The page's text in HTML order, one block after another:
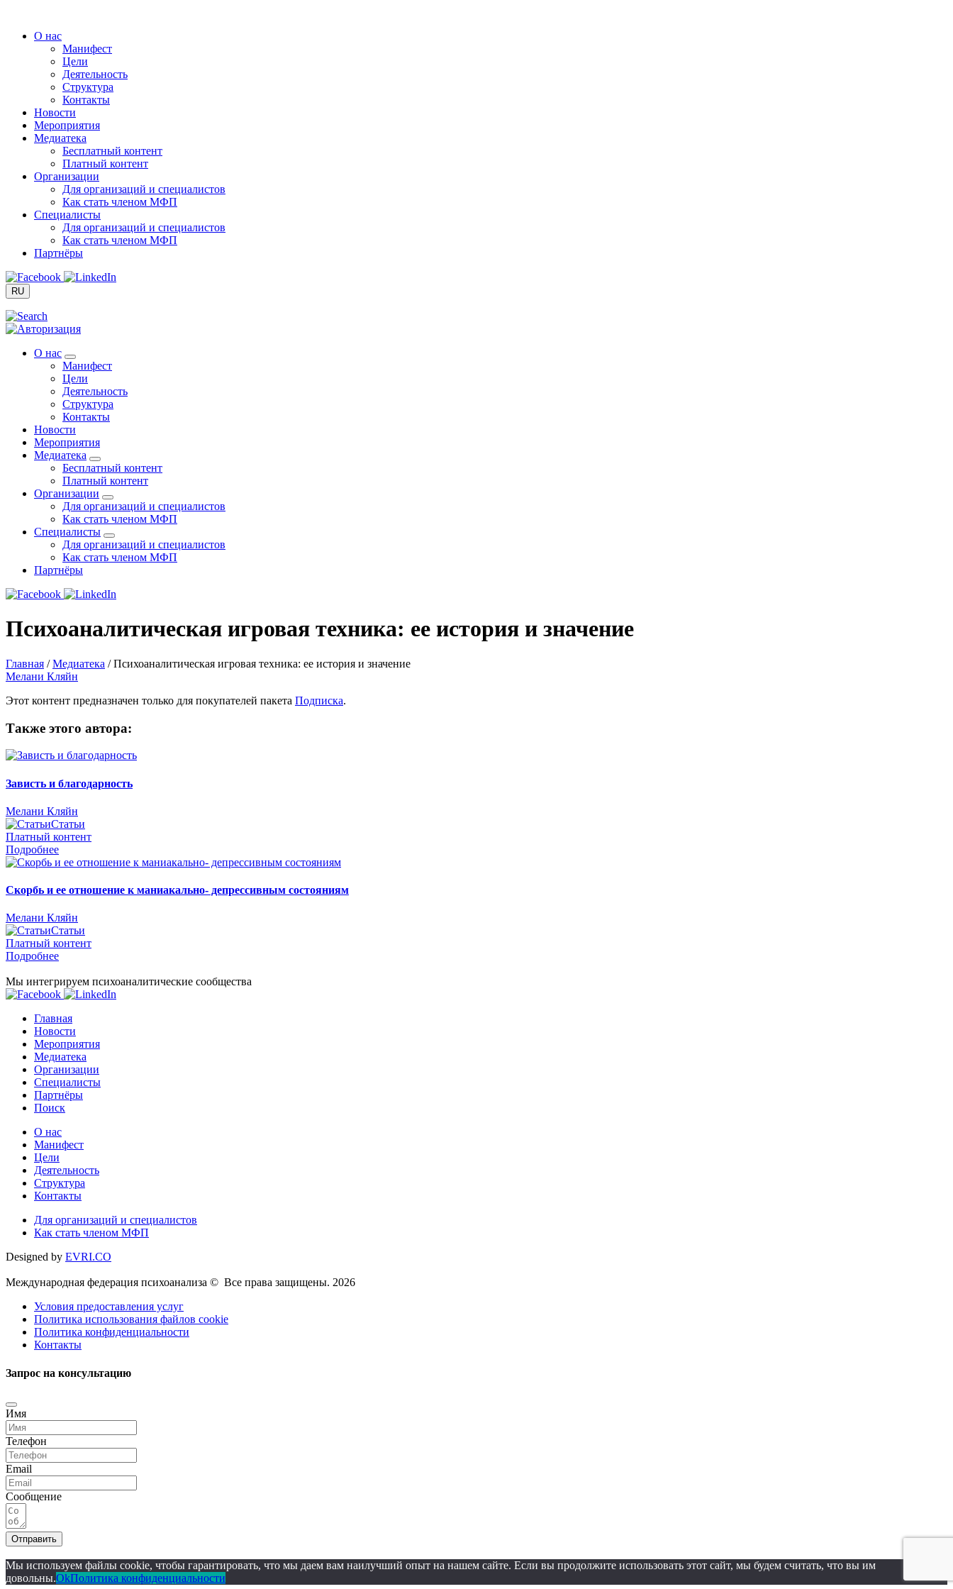
содержимому
О нас
Манифест
Цели
Деятельность
Структура
Контакты
Новости
Мероприятия
Медиатека
Бесплатный контент
Платный контент
Организации
Для организаций и специалистов
Как стать членом МФП
Специалисты
Для организаций и специалистов
Как стать членом МФП
Партнёры
RU
О нас
Манифест
Цели
Деятельность
Структура
Контакты
Новости
Мероприятия
Медиатека
Бесплатный контент
Платный контент
Организации
Для организаций и специалистов
Как стать членом МФП
Специалисты
Для организаций и специалистов
Как стать членом МФП
Партнёры
Психоаналитическая игровая техника: ее история и значение
Главная /Медиатека /Психоаналитическая игровая техника: ее история и значение
Мелани Кляйн
Этот контент предназначен только для покупателей пакета Подписка.
Также этого автора:
Зависть и благодарность
Мелани Кляйн
Статьи
Платный контент
Подробнее
Скорбь и ее отношение к маниакально- депрессивным состояниям
Мелани Кляйн
Статьи
Платный контент
Подробнее
Мы интегрируем психоаналитические сообщества
Главная
Новости
Мероприятия
Медиатека
Организации
Специалисты
Партнёры
Поиск
О нас
Манифест
Цели
Деятельность
Структура
Контакты
Для организаций и специалистов
Как стать членом МФП
Designed by EVRI.CO
Международная федерация психоанализа © Все права защищены. 2026
Условия предоставления услуг
Политика использования файлов cookie
Политика конфиденциальности
Контакты
Запрос на консультацию
Имя
Телефон
Email
Сообщение
Отправить
Мы используем файлы cookie, чтобы гарантировать, что мы даем вам наилучший опыт на нашем сайте. Если вы продолжите использовать этот сайт, мы будем считать, что вы им
довольны.OkПолитика конфиденциальности